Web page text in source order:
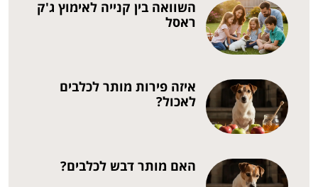
השוואה בין קנייה לאימוץ ג'ק
ראסל
איזה פירות מותר לכלבים
לאכול?
האם מותר דבש לכלבים?